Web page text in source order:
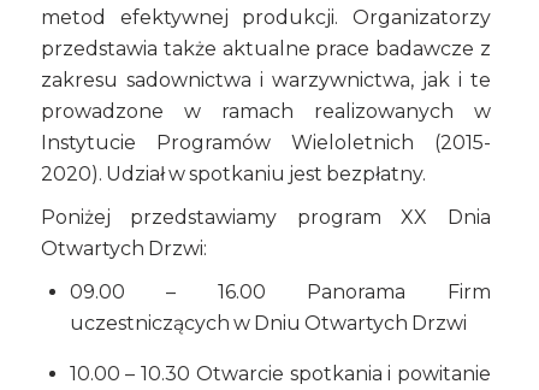
metod efektywnej produkcji. Organizatorzy
przedstawia także aktualne prace badawcze z
zakresu sadownictwa i warzywnictwa, jak i te
prowadzone w ramach realizowanych w
Instytucie Programów Wieloletnich (2015-
2020). Udział w spotkaniu jest bezpłatny.
Poniżej przedstawiamy program XX Dnia
Otwartych Drzwi:
09.00 – 16.00 Panorama Firm
uczestniczących w Dniu Otwartych Drzwi
10.00 – 10.30 Otwarcie spotkania i powitanie